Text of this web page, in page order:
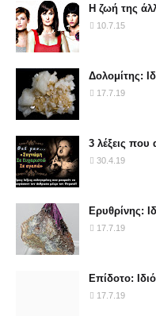
Η ζωή της
10.7.15
Δολομίτης:
17.7.19
3 λέξεις που
30.4.19
Ερυθρίνης:
17.7.19
Επίδοτο:
17.7.19